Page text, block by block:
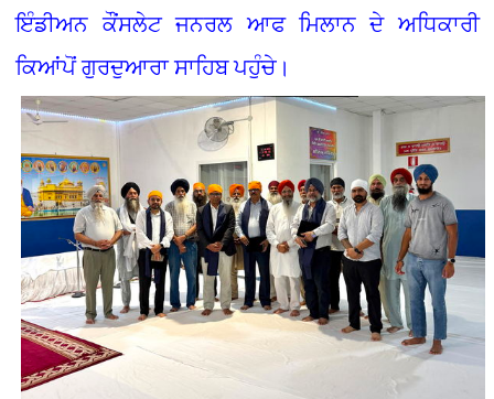
ਇੰਡੀਅਨ ਕੌਂਸਲੇਟ ਜਨਰਲ ਆਫ ਮਿਲਾਨ ਦੇ ਅਧਿਕਾਰੀ
ਕਿਆਂਪੋਂ ਗੁਰਦੁਆਰਾ ਸਾਹਿਬ ਪਹੁੰਚੇ।